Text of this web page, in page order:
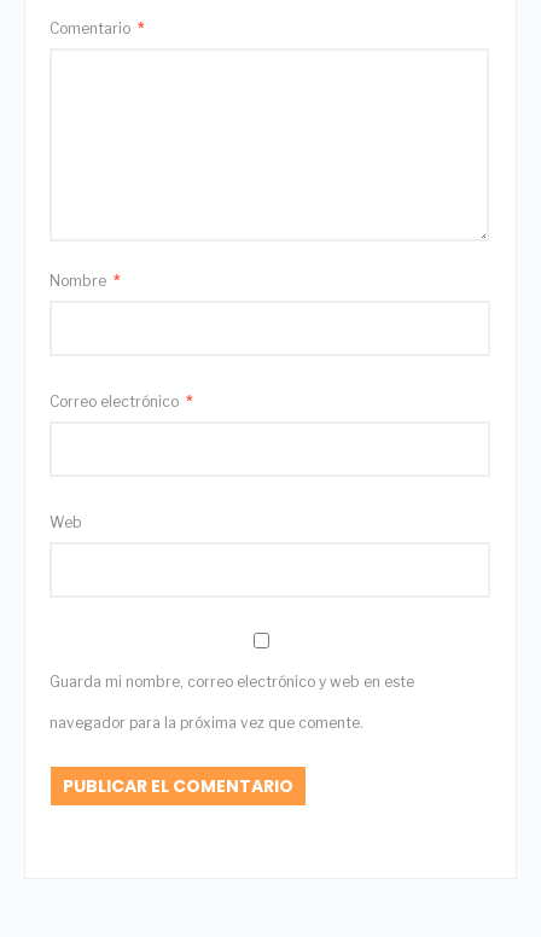
Comentario *
Nombre *
Correo electrónico *
Web
Guarda mi nombre, correo electrónico y web en este
navegador para la próxima vez que comente.